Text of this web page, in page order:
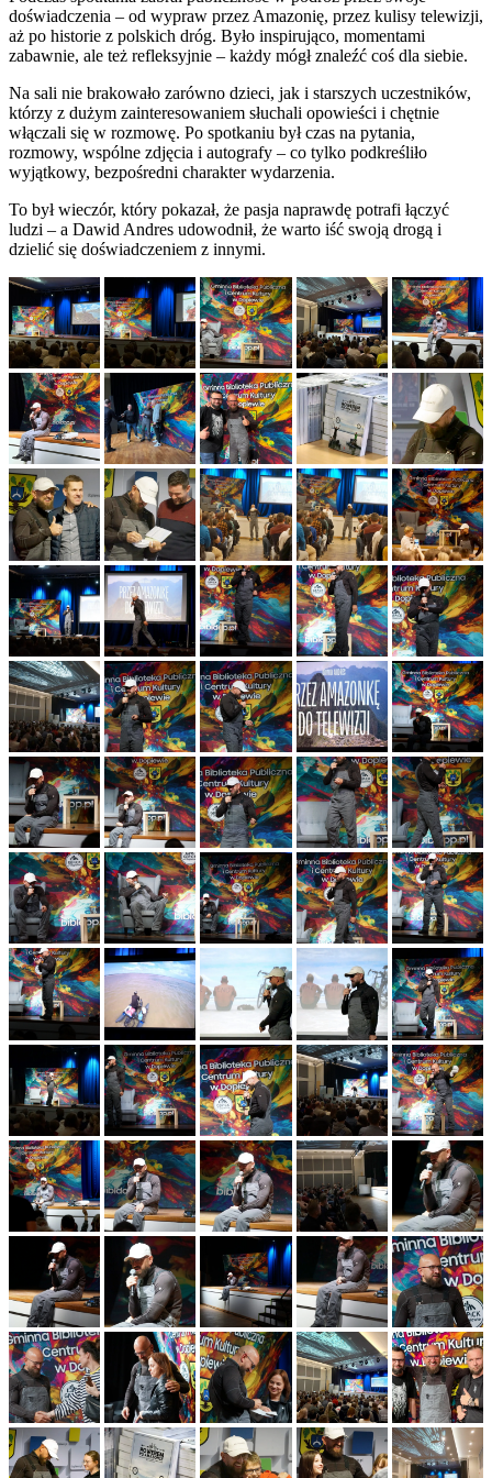
doświadczenia – od wypraw przez Amazonię, przez kulisy telewizji,
aż po historie z polskich dróg. Było inspirująco, momentami
zabawnie, ale też refleksyjnie – każdy mógł znaleźć coś dla siebie.
Na sali nie brakowało zarówno dzieci, jak i starszych uczestników,
którzy z dużym zainteresowaniem słuchali opowieści i chętnie
włączali się w rozmowę. Po spotkaniu był czas na pytania,
rozmowy, wspólne zdjęcia i autografy – co tylko podkreśliło
wyjątkowy, bezpośredni charakter wydarzenia.
To był wieczór, który pokazał, że pasja naprawdę potrafi łączyć
ludzi – a Dawid Andres udowodnił, że warto iść swoją drogą i
dzielić się doświadczeniem z innymi.